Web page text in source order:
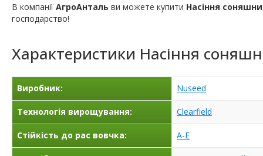
В компанії АгроАнталь ви можете купити Насіння
господарство!
Характеристики Насіння
Виробник: Nuseed
Технологія вирощування: Clearfield
Стійкість до рас вовчка: A-E